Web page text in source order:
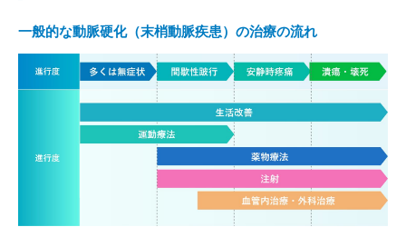
一般的な動脈硬化（末梢動脈疾患）の治療の流れ